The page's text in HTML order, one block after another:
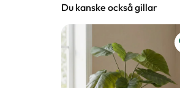
Du kanske också gillar